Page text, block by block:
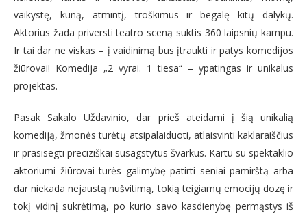
vaikystę, kūną, atmintį, troškimus ir begalę kitų dalykų.
Aktorius žada priversti teatro sceną suktis 360 laipsnių kampu.
Ir tai dar ne viskas – į vaidinimą bus įtraukti ir patys komedijos
žiūrovai! Komedija „2 vyrai. 1 tiesa“ – ypatingas ir unikalus
projektas.
Pasak Sakalo Uždavinio, dar prieš ateidami į šią unikalią
komediją, žmonės turėtų atsipalaiduoti, atlaisvinti kaklaraiščius
ir prasisegti preciziškai susagstytus švarkus. Kartu su spektaklio
aktoriumi žiūrovai turės galimybę patirti seniai pamirštą arba
dar niekada nejaustą nušvitimą, tokią teigiamų emocijų dozę ir
tokį vidinį sukrėtimą, po kurio savo kasdienybę permąstys iš